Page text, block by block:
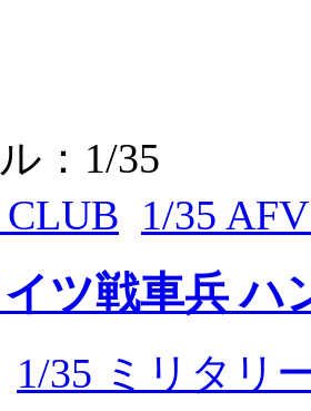
：1/35
1/35
イツ戦車兵
1/35 ミリタリ